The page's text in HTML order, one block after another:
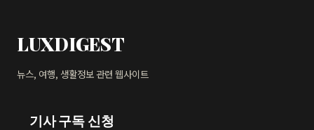
LUXDIGEST
뉴스, 여행, 생활정보 관련 웹사이트
기사 구독 신청